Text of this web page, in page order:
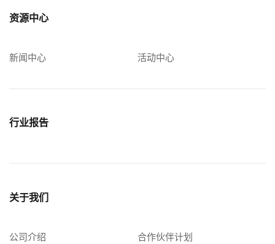
资源中心
新闻中心 活动中心
行业报告
关于我们
公司介绍 合作伙伴计划